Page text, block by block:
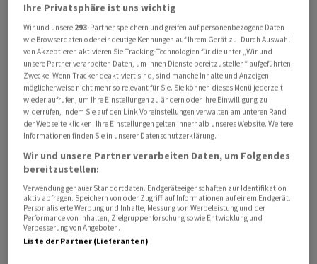
über 38 Euro. Den Xetra-Handel beschlossen hatte sie
mit einem Kurs von 36,46 Euro - in etwa so viel wie zu
Jahresbeginn. Auf Sicht von zwölf Monaten hat das
Papier knapp 9 Prozent verloren.
Zwischen dem Grossaktionär und der Führungsspitze
von Hugo Boss war es in jüngerer Zeit zu
Unstimmigkeiten gekommen. So hatte Frasers dem
Aufsichtsratschef Stephan Sturm im Dezember das
Vertrauen entzogen. Streit gab es unter anderem um
die Dividendenzahlung. Frasers ruderte jedoch am
Dienstag zurück und drückte Unterstützung für Sturm
und Dividendenpolitik aus.
Ihre Privatsphäre ist uns wichtig
Wir und unsere 293-Partner speichern und greifen auf personenbezogene Daten
wie Browserdaten oder eindeutige Kennungen auf Ihrem Gerät zu. Durch Auswahl
von Akzeptieren aktivieren Sie Tracking-Technologien für die unter „Wir und
unsere Partner verarbeiten Daten, um Ihnen Dienste bereitzustellen“ aufgeführten
Zwecke. Wenn Tracker deaktiviert sind, sind manche Inhalte und Anzeigen
möglicherweise nicht mehr so relevant für Sie. Sie können dieses Menü jederzeit
wieder aufrufen, um Ihre Einstellungen zu ändern oder Ihre Einwilligung zu
widerrufen, indem Sie auf den Link Voreinstellungen verwalten am unteren Rand
der Webseite klicken. Ihre Einstellungen gelten innerhalb unseres Website. Weitere
Informationen finden Sie in unserer Datenschutzerklärung.
Wir und unsere Partner verarbeiten Daten, um Folgendes
bereitzustellen:
Verwendung genauer Standortdaten. Endgeräteeigenschaften zur Identifikation
aktiv abfragen. Speichern von oder Zugriff auf Informationen auf einem Endgerät.
Personalisierte Werbung und Inhalte, Messung von Werbeleistung und der
Performance von Inhalten, Zielgruppenforschung sowie Entwicklung und
Verbesserung von Angeboten.
Liste der Partner (Lieferanten)